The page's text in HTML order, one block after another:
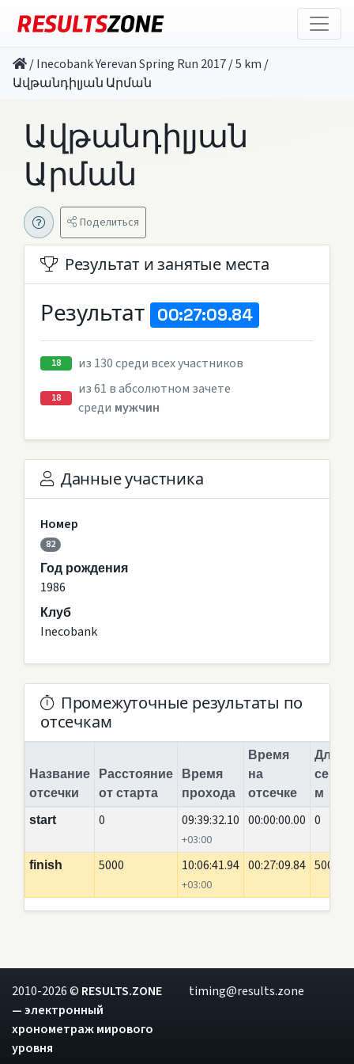
/Inecobank Yerevan Spring Run 2017/5 km /
Ավթանդիլյան Արման
Ավթանդիլյան
Արման
Поделиться
Результат и занятые места
Результат 00:27:09.84
18 из 130 среди всех участников
18
из 61 в абсолютном зачете
среди мужчин
Данные участника
Номер
82
Год рождения
1986
Клуб
Inecobank
Промежуточные результаты по
отсечкам
Название
отсечки
Расстояние
от старта
Время
прохода
Время
на
отсечке
Длина
м
start
0 09:39:32.10
+03:00
00:00:00.00 0
finish 5000 10:06:41.94
+03:00
00:27:09.84 5000
2010-2026 © RESULTS.ZONE
— электронный
хронометраж мирового
уровня
timing@results.zone